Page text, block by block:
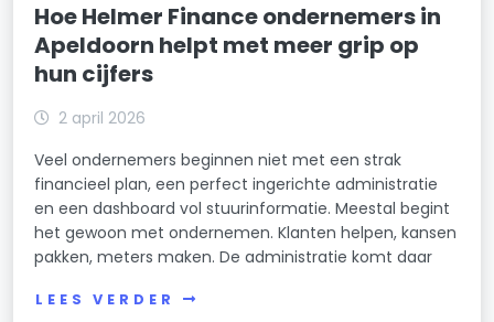
Hoe Helmer Finance ondernemers in
Apeldoorn helpt met meer grip op
hun cijfers
2 april 2026
Veel ondernemers beginnen niet met een strak
financieel plan, een perfect ingerichte administratie
en een dashboard vol stuurinformatie. Meestal begint
het gewoon met ondernemen. Klanten helpen, kansen
pakken, meters maken. De administratie komt daar
LEES VERDER